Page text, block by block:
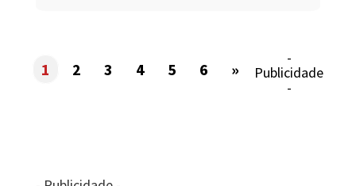
1 2 3 4 5 6 »
-
Publicidade
-